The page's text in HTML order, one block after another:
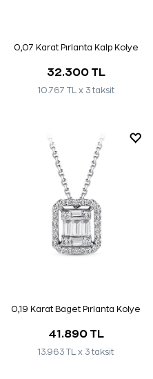
0,07 Karat Pırlanta Kalp Kolye
32.300 TL
10.767 TL x 3 taksit
0,19 Karat Baget Pırlanta Kolye
41.890 TL
13.963 TL x 3 taksit